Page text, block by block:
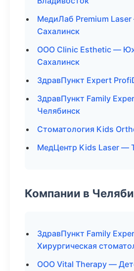
МедиЛаб Premium
Сахалинск
ООО Clinic Esthetic —
Сахалинск
ЗдравПункт Expert
ЗдравПункт Family
Челябинск
Стоматология Kids
МедЦентр Kids Laser —
Компании в
ЗдравПункт Family
Хирургическая
ООО Vital Therapy —